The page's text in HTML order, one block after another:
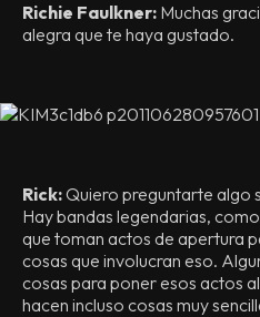
Richie Faulkner: Muchas
alegra que te haya gustado.
Rick:Quiero preguntarte algo
Hay bandas legendarias,
que toman actos de apertura
cosas que involucran eso.
cosas para poner esos actos
hacen incluso cosas muy